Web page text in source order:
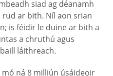
siad ag déanamh
ar bith. Níl aon srian
is féidir le duine ar bith a
a chruthú agus
láithreach.
ná 8 milliún úsáideoir